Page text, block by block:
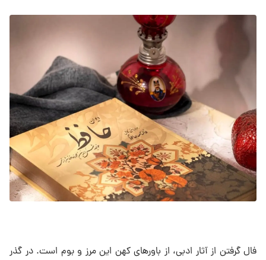
فال گرفتن از آثار ادبی، از باور‌های کهن این مرز و بوم است. در گذر